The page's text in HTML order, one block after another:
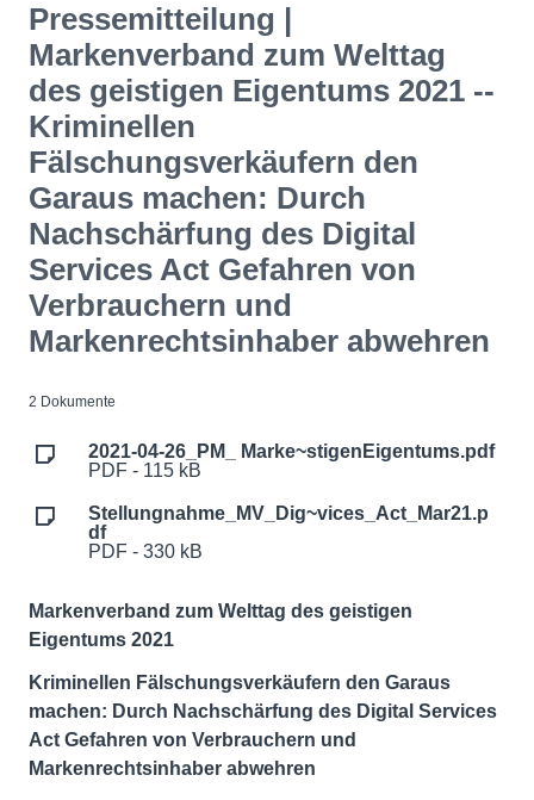
Pressemitteilung |
Markenverband zum Welttag
des geistigen Eigentums 2021 --
Kriminellen
Fälschungsverkäufern den
Garaus machen: Durch
Nachschärfung des Digital
Services Act Gefahren von
Verbrauchern und
Markenrechtsinhaber abwehren
2 Dokumente
2021-04-26_PM_ Marke~stigenEigentums.pdf
PDF - 115 kB
Stellungnahme_MV_Dig~vices_Act_Mar21.p
df
PDF - 330 kB
Markenverband zum Welttag des geistigen
Eigentums 2021
Kriminellen Fälschungsverkäufern den Garaus
machen: Durch Nachschärfung des Digital Services
Act Gefahren von Verbrauchern und
Markenrechtsinhaber abwehren